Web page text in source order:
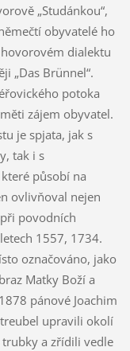
„Studánkou“,
obyvatelé ho
dialektu
„Das Brünnel“.
potoka
zájem obyvatel.
je spjata, jak s
tak i s
působí na
ovlivňoval nejen
povodních
1557, 1734.
označováno, jako
Matky Boží a
pánové Joachim
upravili okolí
a zřídili vedle